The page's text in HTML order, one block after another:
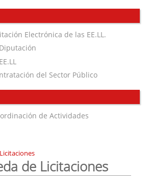
Electrónica de las EE.LL.
del Sector Público
de Actividades
de Licitaciones